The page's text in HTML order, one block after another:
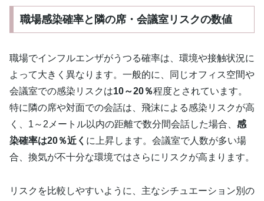
職場感染確率と隣の席・会議室リスクの数値
職場でインフルエンザがうつる確率は、環境や接触状況に
よって大きく異なります。一般的に、同じオフィス空間や
会議室での感染リスクは10～20％程度とされています。
特に隣の席や対面での会話は、飛沫による感染リスクが高
く、1～2メートル以内の距離で数分間会話した場合、 感
染確率は20％近く に上昇します。会議室で人数が多い場
合、換気が不十分な環境ではさらにリスクが高まります。
リスクを比較しやすいように、主なシチュエーション別の